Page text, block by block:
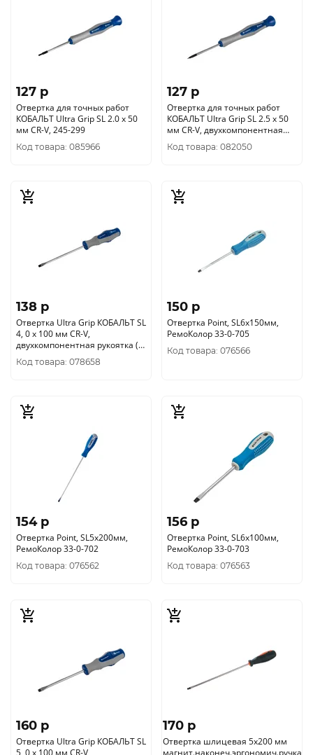
127 p
Отвертка для точных работ
КОБАЛЬТ Ultra Grip SL 2.0 х 50
мм CR-V, 245-299
Код товара: 085966
127 p
Отвертка для точных работ
КОБАЛЬТ Ultra Grip SL 2.5 х 50
мм CR-V, двухкомпонентная
рукоятка (1 шт.)
Код товара: 082050
138 p
Отвертка Ultra Grip КОБАЛЬТ SL
4, 0 х 100 мм CR-V,
двухкомпонентная рукоятка (1
шт.) подвес 646-249
Код товара: 078658
150 p
Отвертка Point, SL6х150мм,
РемоКолор 33-0-705
Код товара: 076566
154 p
Отвертка Point, SL5х200мм,
РемоКолор 33-0-702
Код товара: 076562
156 p
Отвертка Point, SL6х100мм,
РемоКолор 33-0-703
Код товара: 076563
160 p
Отвертка Ultra Grip КОБАЛЬТ SL
5, 0 х 100 мм CR-V,
170 p
Отвертка шлицевая 5х200 мм
магнит.наконеч.эргономич.ручка